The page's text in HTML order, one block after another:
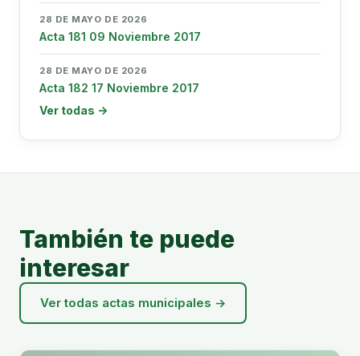
28 DE MAYO DE 2026
Acta 181 09 Noviembre 2017
28 DE MAYO DE 2026
Acta 182 17 Noviembre 2017
Ver todas →
También te puede
interesar
Ver todas actas municipales →